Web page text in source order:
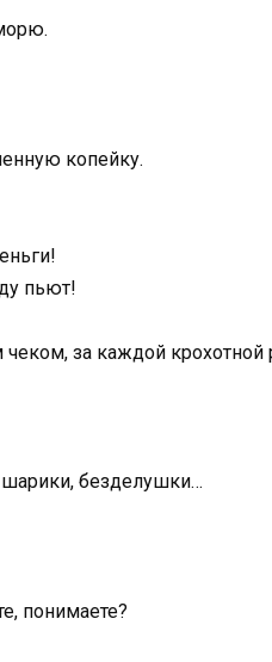
копейку.
пьют!
за каждой крохотной
шарики, безделушки…
понимаете?